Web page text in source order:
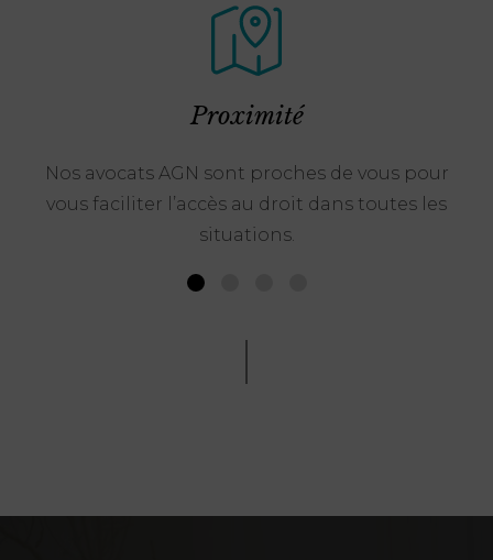
Proximité
Nos avocats AGN sont proches de vous pour
vous faciliter l’accès au droit dans toutes les
situations.